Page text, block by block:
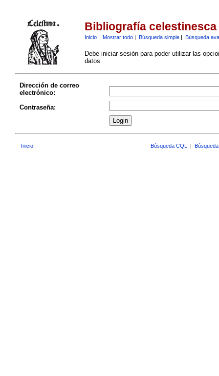
Bibliografía celestinesca
Inicio| Mostrar todo| Búsqueda simple| Búsqueda
Debe iniciar sesión para poder utilizar las
datos
Dirección de correo
electrónico:
Contraseña:
Inicio Búsqueda CQL |